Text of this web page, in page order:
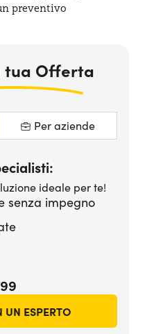
preventivo
tua Offerta
Per aziende
ideale per te!
senza impegno
UN ESPERTO